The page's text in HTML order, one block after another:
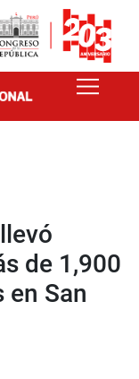
de 1,900
en San